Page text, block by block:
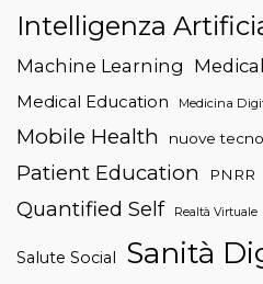
Intelligenza
Machine Learning
Medical Education Medicina
Mobile Health
nuove
Patient Education PNRR
Quantified Self
Realtà Virtuale
Salute Social Sanità